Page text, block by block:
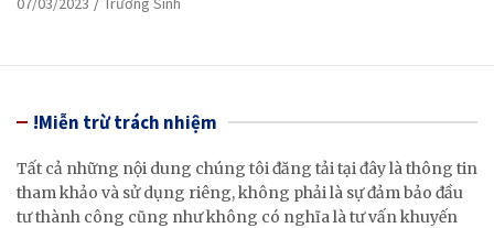
!Miễn trừ trách nhiệm
Tất cả những nội dung chúng tôi đăng tải tại đây là thông tin
tham khảo và sử dụng riêng, không phải là sự đảm bảo đầu
tư thành công cũng như không có nghĩa là tư vấn khuyến